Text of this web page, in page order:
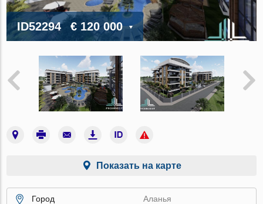
ID52294 € 120 000
Показать на карте
Город
Аланья